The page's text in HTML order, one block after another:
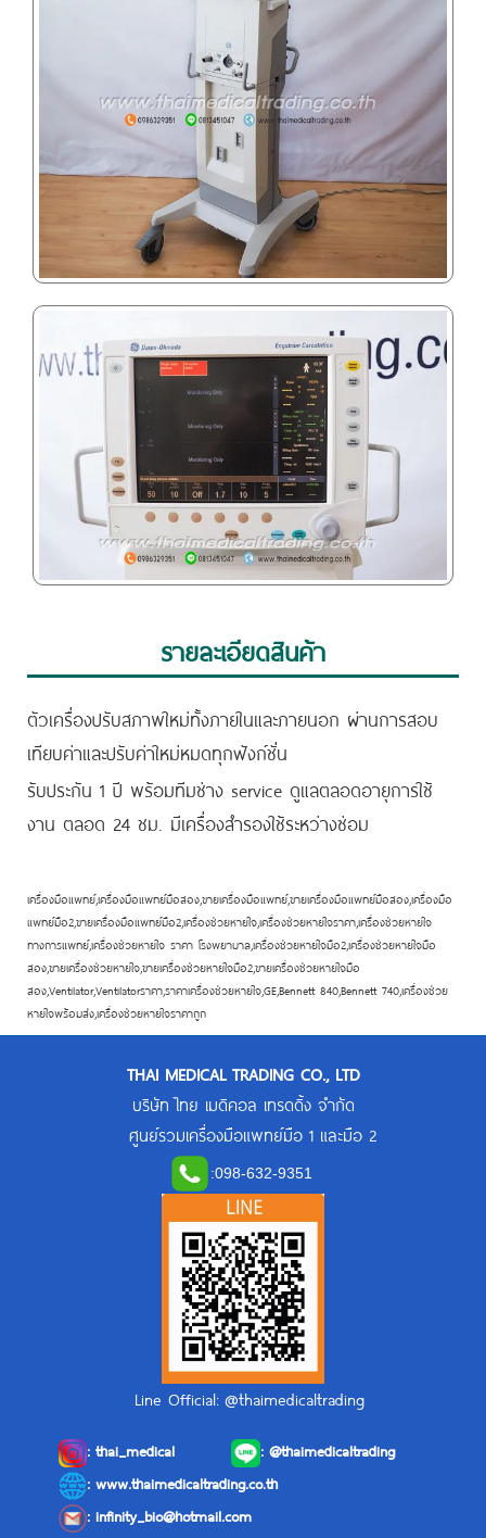
รายละเอียดสินค้า
ตัวเครื่องปรับสภาพใหม่ทั้งภายในและภายนอก ผ่านการสอบ
เทียบค่าและปรับค่าใหม่หมดทุกฟังก์ชั่น
รับประกัน 1 ปี พร้อมทีมช่าง service ดูแลตลอดอายุการใช้
งาน ตลอด 24 ชม. มีเครื่องสำรองใช้ระหว่างซ่อม
เครื่องมือแพทย์,เครื่องมือแพทย์มือสอง,ขายเครื่องมือแพทย์,ขายเครื่องมือแพทย์มือสอง,เครื่องมือ
แพทย์มือ2,ขายเครื่องมือแพทย์มือ2,เครื่องช่วยหายใจ,เครื่องช่วยหายใจราคา,เครื่องช่วยหายใจ
ทางการแพทย์,เครื่องช่วยหายใจ ราคา โรงพยาบาล,เครื่องช่วยหายใจมือ2,เครื่องช่วยหายใจมือ
สอง,ขายเครื่องช่วยหายใจ,ขายเครื่องช่วยหายใจมือ2,ขายเครื่องช่วยหายใจมือ
สอง,Ventilator,Ventilatorราคา,ราคาเครื่องช่วยหายใจ,GE,Bennett 840,Bennett 740,เครื่องช่วย
หายใจพร้อมส่ง,เครื่องช่วยหายใจราคาถูก
THAI MEDICAL TRADING CO., LTD
บริษัท ไทย เมดิคอล เทรดดิ้ง จำกัด
ศูนย์รวมเครื่องมือแพทย์มือ 1 และมือ 2
:098-632-9351
Line Official: @thaimedicaltrading
:thai_medical : @thaimedicaltrading
: www.thaimedicaltrading.co.th
:infinity_bio@hotmail.com